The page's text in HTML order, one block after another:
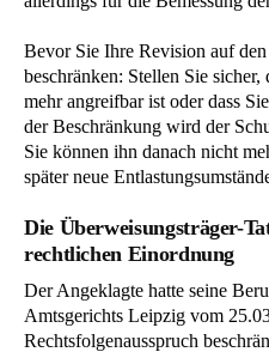
Bevor Sie Ihre Revision auf
beschränken: Stellen Sie
mehr angreifbar ist oder dass
der Beschränkung wird der
Sie können ihn danach nicht
später neue
Die Überweisungsträger-
rechtlichen Einordnung
Der Angeklagte hatte seine
Amtsgerichts Leipzig vom
Rechtsfolgenausspruch